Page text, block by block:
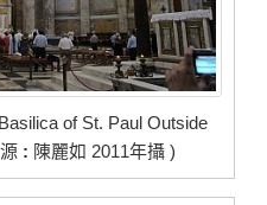
of St. Paul Outside
: 陳麗如 2011年攝 )